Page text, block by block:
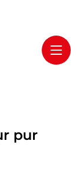
pur